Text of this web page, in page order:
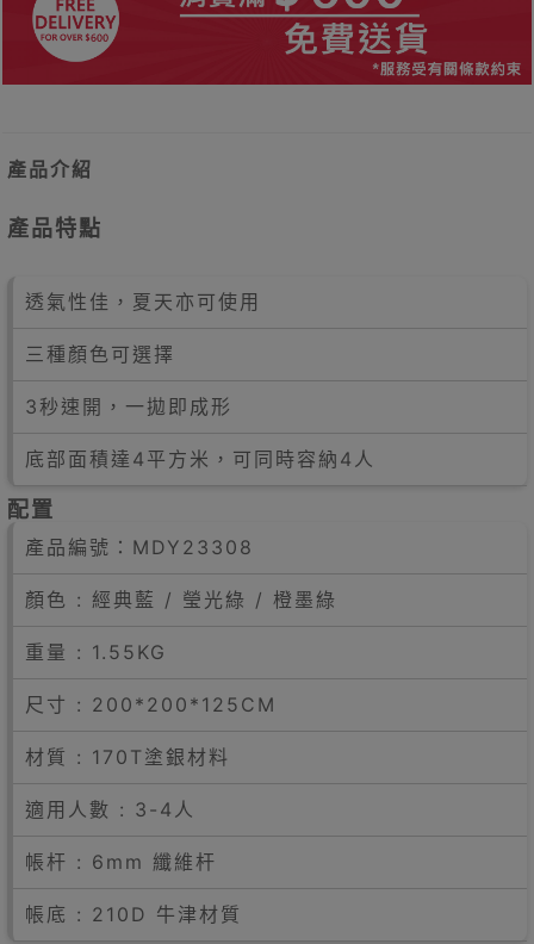
產品介紹
產品特點
透氣性佳，夏天亦可使用
三種顏色可選擇
3秒速開，一拋即成形
底部面積達4平方米，可同時容納4人
配置
產品編號： MDY23308
顏色 : 經典藍 / 瑩光綠 / 橙墨綠
重量 : 1.55KG
尺寸 : 200*200*125CM
材質 : 170T塗銀材料
適用人數 : 3-4人
帳杆 : 6mm 纖維杆
帳底 : 210D 牛津材質